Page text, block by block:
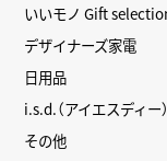
いいモノ Gift
デザイナーズ家電
日用品
i.s.d.（アイエスディー）
その他